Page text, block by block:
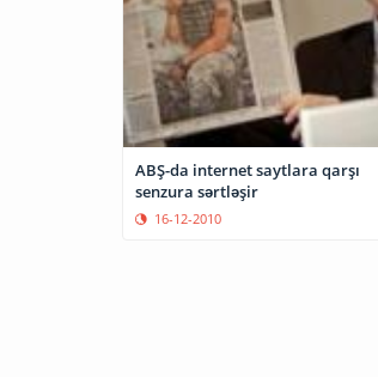
ABŞ-da internet saytlara qarşı
senzura sərtləşir
16-12-2010